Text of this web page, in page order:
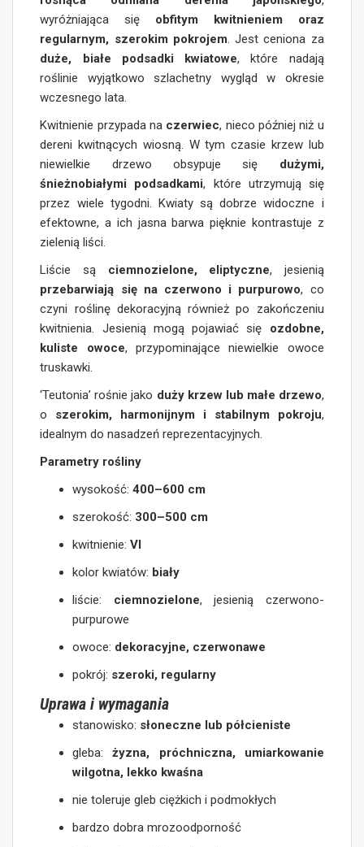
wyróżniająca się obfitym kwitnieniem oraz
regularnym, szerokim pokrojem. Jest ceniona za
duże, białe podsadki kwiatowe, które nadają
roślinie wyjątkowo szlachetny wygląd w okresie
wczesnego lata.
Kwitnienie przypada na czerwiec, nieco później niż u
dereni kwitnących wiosną. W tym czasie krzew lub
niewielkie drzewo obsypuje się dużymi,
śnieżnobiałymi podsadkami, które utrzymują się
przez wiele tygodni. Kwiaty są dobrze widoczne i
efektowne, a ich jasna barwa pięknie kontrastuje z
zielenią liści.
Liście są ciemnozielone, eliptyczne, jesienią
przebarwiają się na czerwono i purpurowo, co
czyni roślinę dekoracyjną również po zakończeniu
kwitnienia. Jesienią mogą pojawiać się ozdobne,
kuliste owoce, przypominające niewielkie owoce
truskawki.
‘Teutonia’ rośnie jako duży krzew lub małe drzewo,
o szerokim, harmonijnym i stabilnym pokroju,
idealnym do nasadzeń reprezentacyjnych.
Parametry rośliny
wysokość:400–600 cm
szerokość: 300–500 cm
kwitnienie:VI
kolor kwiatów: biały
liście: ciemnozielone, jesienią czerwono-
purpurowe
owoce: dekoracyjne, czerwonawe
pokrój: szeroki, regularny
Uprawa i wymagania
stanowisko: słoneczne lub półcieniste
gleba:żyzna, próchniczna, umiarkowanie
wilgotna, lekko kwaśna
nie toleruje gleb ciężkich i podmokłych
bardzo dobra mrozoodporność